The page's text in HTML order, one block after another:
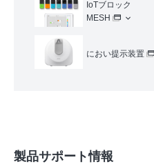
IoTブロック
MESH
におい提示装置
製品サポート情報